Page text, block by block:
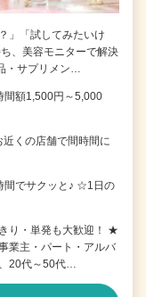
」「試してみたいけ
、美容モニターで解決
・サプリメン…
間額1,500円～5,000
くの店舗で間時間に
間でサクッと♪ ☆1日の
り・単発も大歓迎！ ★
業主・パート・アルバ
20代～50代…